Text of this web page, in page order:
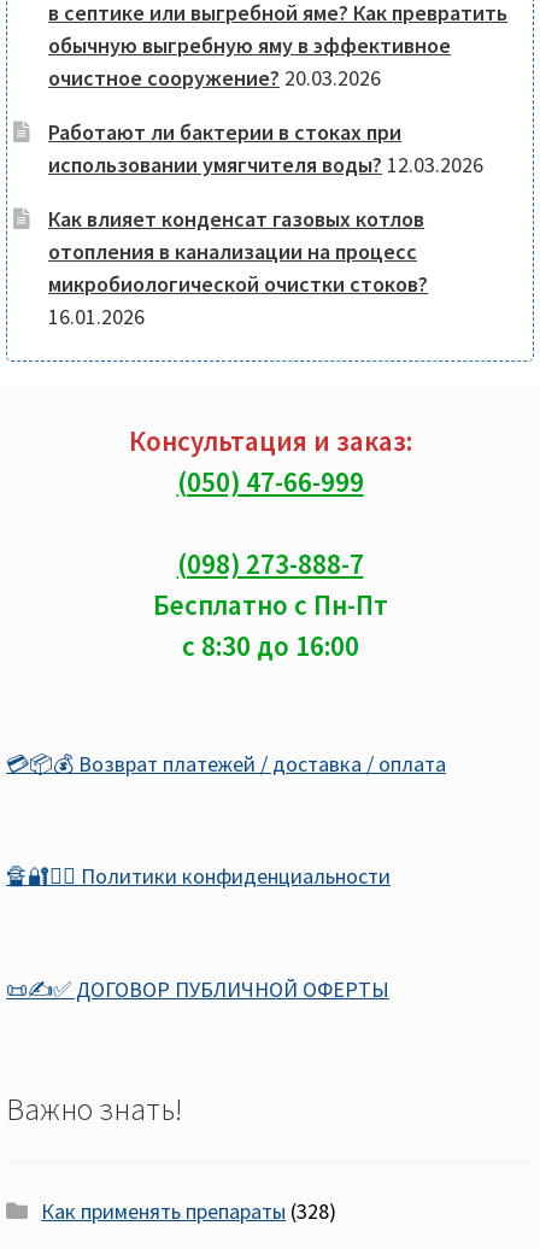
в септике или выгребной яме? Как превратить
обычную выгребную яму в эффективное
очистное сооружение? 20.03.2026
Работают ли бактерии в стоках при
использовании умягчителя воды? 12.03.2026
Как влияет конденсат газовых котлов
отопления в канализации на процесс
микробиологической очистки стоков?
16.01.2026
Консультация и заказ:
(050) 47-66-999
(098) 273-888-7
Бесплатно с Пн-Пт
с 8:30 до 16:00
💳📦💰 Возврат платежей / доставка / оплата
🔏🔐🕵️‍♂️ Политики конфиденциальности
📜✍️✅ ДОГОВОР ПУБЛИЧНОЙ ОФЕРТЫ
Важно знать!
Как применять препараты (328)